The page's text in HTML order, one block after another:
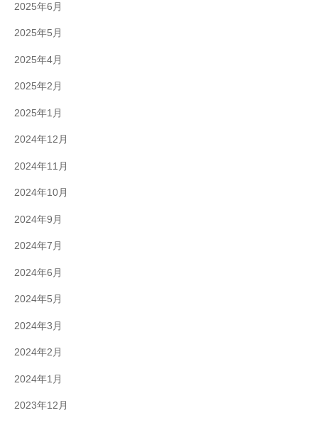
2025年6月
2025年5月
2025年4月
2025年2月
2025年1月
2024年12月
2024年11月
2024年10月
2024年9月
2024年7月
2024年6月
2024年5月
2024年3月
2024年2月
2024年1月
2023年12月